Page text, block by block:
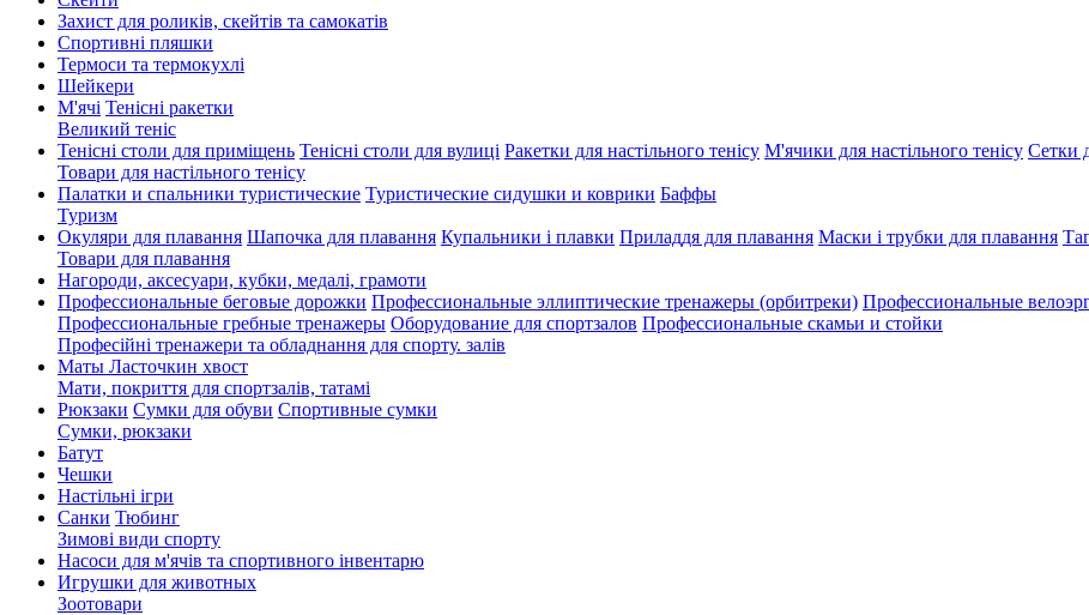
Захист для роликів, скейтів та самокатів
Спортивні пляшки
Термоси та термокухлі
Шейкери
М'ячі Тенісні ракетки
Великий теніс
Тенісні столи для приміщень Тенісні столи для вулиці Ракетки для настільного тенісу М'ячики для настільного тенісу Сетки
Товари для настільного тенісу
Палатки и спальники туристические Туристические сидушки и коврики Баффы
Туризм
Окуляри для плавання Шапочка для плавання Купальники і плавки Приладдя для плавання Маски і трубки для плавання
Товари для плавання
Нагороди, аксесуари, кубки, медалі, грамоти
Профессиональные беговые дорожки Профессиональные эллиптические тренажеры (орбитреки) Профессиональные
Профессиональные гребные тренажеры Оборудование для спортзалов Профессиональные скамьи и стойки
Професійні тренажери та обладнання для спорту. залів
Маты Ласточкин хвост
Мати, покриття для спортзалів, татамі
Рюкзаки Сумки для обуви Спортивные сумки
Сумки, рюкзаки
Батут
Чешки
Настільні ігри
Санки Тюбинг
Зимові види спорту
Насоси для м'ячів та спортивного інвентарю
Игрушки для животных
Зоотовари